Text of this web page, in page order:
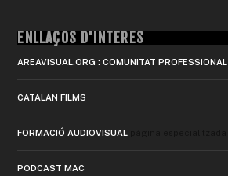
ENLLAÇOS D'INTERÈS
AREAVISUAL.ORG : COMUNITAT PROFESSIONAL
CATALAN FILMS
FORMACIÓ AUDIOVISUAL
PODCAST MAC